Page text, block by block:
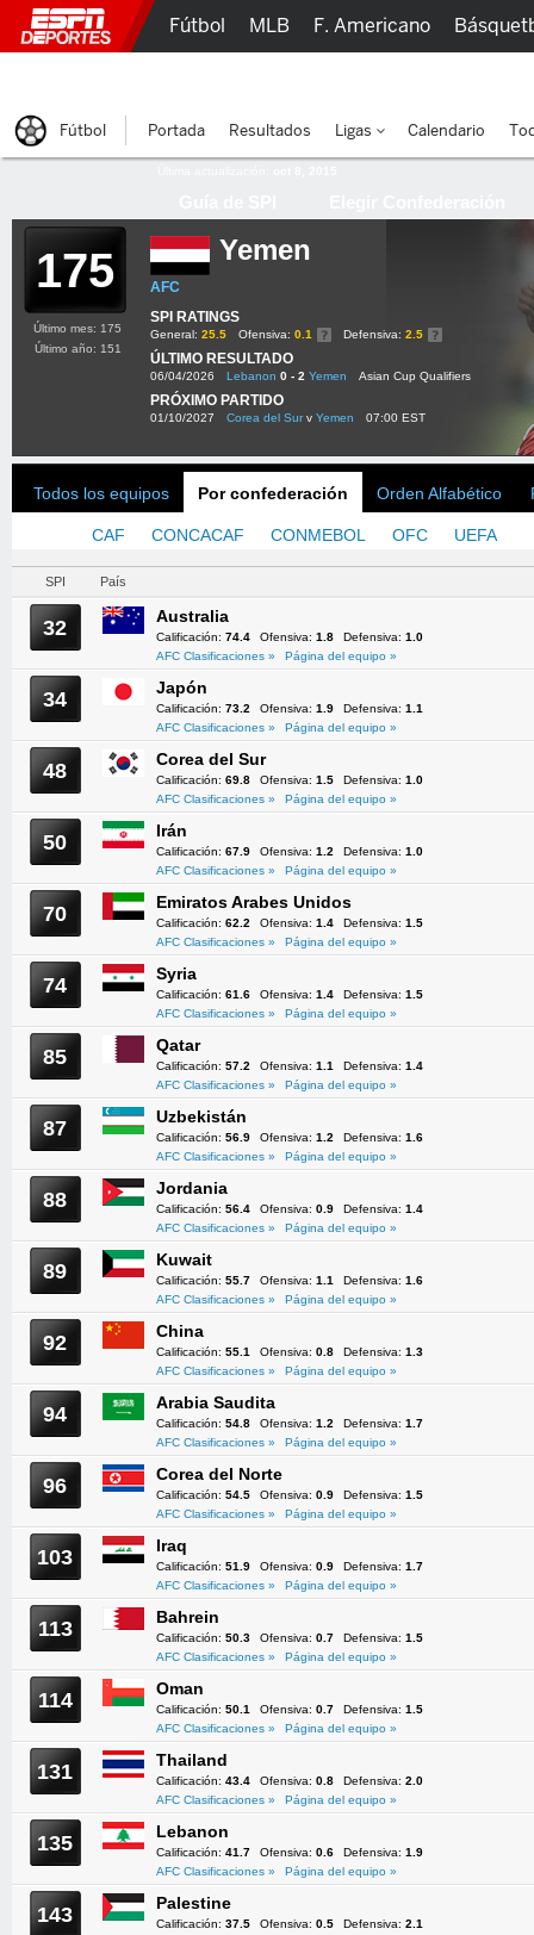
175 Yemen
AFC
SPI RATINGS
General: 25.5 Ofensiva: 0.1 Defensiva: 2.5
ÚLTIMO RESULTADO
06/04/2026 Lebanon 0 - 2 Yemen Asian Cup Qualifiers
PRÓXIMO PARTIDO
01/10/2027 Corea del Surv Yemen 07:00 EST
Último mes: 175
Último año: 151
Todos los equipos Por confederación Orden Alfabético
CAF CONCACAF CONMEBOL OFC UEFA
SPI País
32 Australia
Calificación: 74.4 Ofensiva: 1.8 Defensiva: 1.0
AFC Clasificaciones »
Página del equipo »
34 Japón
Calificación: 73.2 Ofensiva: 1.9 Defensiva: 1.1
AFC Clasificaciones »
Página del equipo »
48 Corea del Sur
Calificación: 69.8 Ofensiva: 1.5 Defensiva: 1.0
AFC Clasificaciones »
Página del equipo »
50 Irán
Calificación: 67.9 Ofensiva: 1.2 Defensiva: 1.0
AFC Clasificaciones »
Página del equipo »
70 Emiratos Arabes Unidos
Calificación: 62.2 Ofensiva: 1.4 Defensiva: 1.5
AFC Clasificaciones »
Página del equipo »
74 Syria
Calificación: 61.6 Ofensiva: 1.4 Defensiva: 1.5
AFC Clasificaciones »
Página del equipo »
85 Qatar
Calificación: 57.2 Ofensiva: 1.1 Defensiva: 1.4
AFC Clasificaciones »
Página del equipo »
87 Uzbekistán
Calificación: 56.9 Ofensiva: 1.2 Defensiva: 1.6
AFC Clasificaciones »
Página del equipo »
88 Jordania
Calificación: 56.4 Ofensiva: 0.9 Defensiva: 1.4
AFC Clasificaciones »
Página del equipo »
89 Kuwait
Calificación: 55.7 Ofensiva: 1.1 Defensiva: 1.6
AFC Clasificaciones »
Página del equipo »
92 China
Calificación: 55.1 Ofensiva: 0.8 Defensiva: 1.3
AFC Clasificaciones »
Página del equipo »
94 Arabia Saudita
Calificación: 54.8 Ofensiva: 1.2 Defensiva: 1.7
AFC Clasificaciones »
Página del equipo »
96 Corea del Norte
Calificación: 54.5 Ofensiva: 0.9 Defensiva: 1.5
AFC Clasificaciones »
Página del equipo »
103 Iraq
Calificación: 51.9 Ofensiva: 0.9 Defensiva: 1.7
AFC Clasificaciones »
Página del equipo »
113 Bahrein
Calificación: 50.3 Ofensiva: 0.7 Defensiva: 1.5
AFC Clasificaciones »
Página del equipo »
114 Oman
Calificación: 50.1 Ofensiva: 0.7 Defensiva: 1.5
AFC Clasificaciones »
Página del equipo »
131 Thailand
Calificación: 43.4 Ofensiva: 0.8 Defensiva: 2.0
AFC Clasificaciones »
Página del equipo »
135 Lebanon
Calificación: 41.7 Ofensiva: 0.6 Defensiva: 1.9
AFC Clasificaciones »
Página del equipo »
143 Palestine
Calificación: 37.5 Ofensiva: 0.5 Defensiva: 2.1
Fútbol MLB F. Americano
Fútbol Portada Resultados Ligas Calendario